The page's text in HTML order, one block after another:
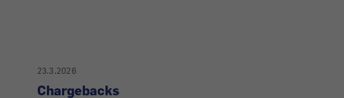
23.3.2026
Chargebacks